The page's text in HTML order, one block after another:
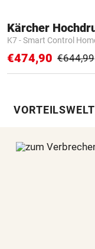
Kärcher
K7 - Smart Control
€474,90 €644,99